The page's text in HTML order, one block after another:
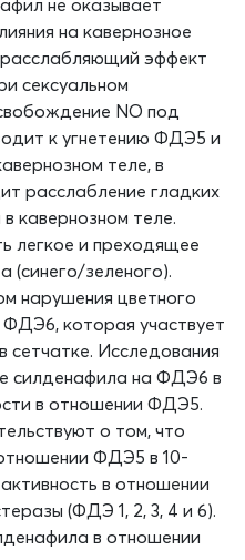
на кавернозное
расслабляющий эффект
сексуальном
NO под
к угнетению ФДЭ5 и
теле, в
расслабление гладких
кавернозном теле.
легкое и преходящее
(синего/зеленого).
нарушения цветного
ФДЭ6, которая участвует
сетчатке. Исследования
силденафила на ФДЭ6 в
в отношении ФДЭ5.
о том, что
ФДЭ5 в 10-
в отношении
(ФДЭ 1, 2, 3, 4 и 6).
в отношении